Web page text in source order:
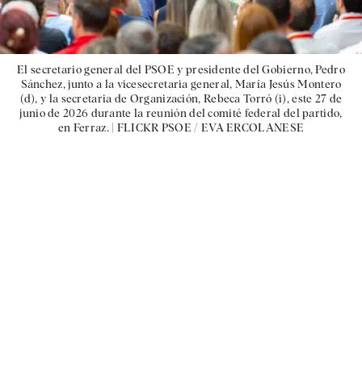
El secretario general del PSOE y presidente del Gobierno, Pedro
Sánchez, junto a la vicesecretaria general, María Jesús Montero
(d), y la secretaria de Organización, Rebeca Torró (i), este 27 de
junio de 2026 durante la reunión del comité federal del partido,
en Ferraz. | FLICKR PSOE / EVA ERCOLANESE